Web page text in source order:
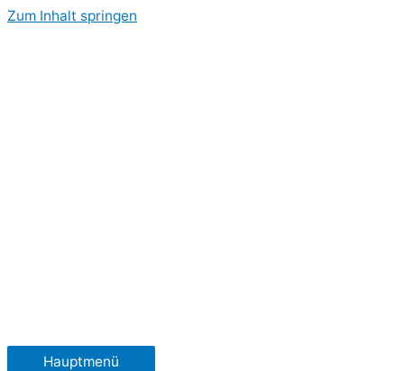
Zum Inhalt springen
Hauptmenü